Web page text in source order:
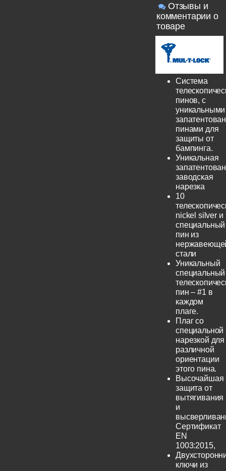
Отзывы и
комментарии о
товаре
Система
пинов, с
уникальными
пинами для
защиты от
бампинга.
Уникальная
заводская
нарезка
10
nickel silver и
специальный
пин из
стали
Уникальный
специальный
пин – #1 в
каждом
плаге.
Плаг со
специальной
нарезкой для
различной
ориентации
этого пина.
Высочайшая
защита от
вытягивания
и
Сертификат
EN
1003:2015,
ключи из